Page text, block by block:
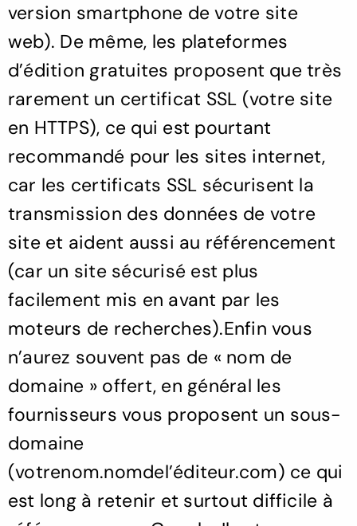
version smartphone de votre site
web). De même, les plateformes
d’édition gratuites proposent que très
rarement un certificat SSL (votre site
en HTTPS), ce qui est pourtant
recommandé pour les sites internet,
car les certificats SSL sécurisent la
transmission des données de votre
site et aident aussi au référencement
(car un site sécurisé est plus
facilement mis en avant par les
moteurs de recherches).Enfin vous
n’aurez souvent pas de « nom de
domaine » offert, en général les
fournisseurs vous proposent un sous-
domaine
(votrenom.nomdel’éditeur.com) ce qui
est long à retenir et surtout difficile à